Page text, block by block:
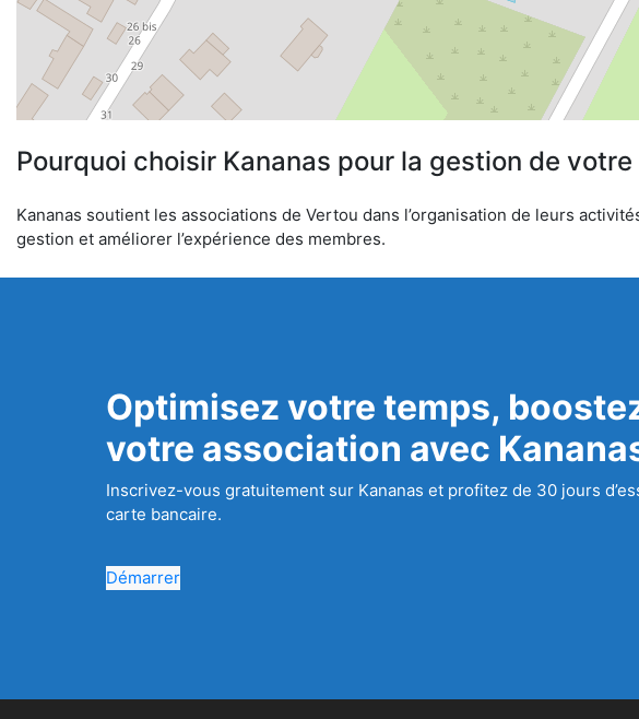
Pourquoi choisir Kananas pour la gestion de
Kananas soutient les associations de Vertou dans l’organisation de leurs
gestion et améliorer l’expérience des membres.
Optimisez votre temps,
votre association avec
Inscrivez-vous gratuitement sur Kananas et profitez de 30 jours
carte bancaire.
Démarrer